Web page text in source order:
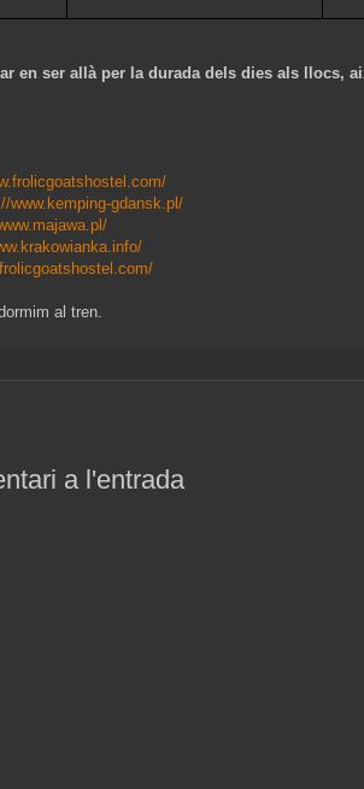
en ser allà per la durada dels dies als llocs,
www.kemping-gdansk.pl/
al tren.
a l'entrada